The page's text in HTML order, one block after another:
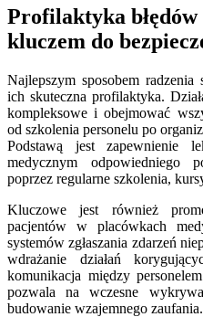
Profilaktyka błędów
kluczem do
Najlepszym sposobem
ich skuteczna profilaktyka.
kompleksowe i obejmować
od szkolenia personelu po
Podstawą jest zapewnienie
medycznym odpowiedniego
poprzez regularne szkolenia,
Kluczowe jest również
pacjentów w placówkach
systemów zgłaszania zdarzeń
wdrażanie działań
komunikacja między
pozwala na wczesne
budowanie wzajemnego zaufania.